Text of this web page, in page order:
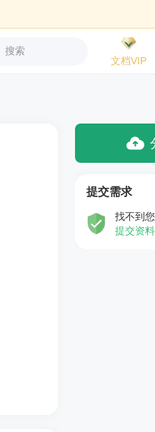
搜索
文档VIP
提交需求
找不到
提交资